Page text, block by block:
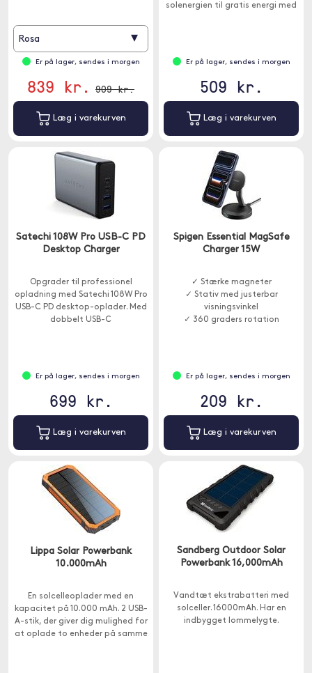
Rosa ▾
Er på lager, sendes i morgen
839 kr. 909 kr.
Læg i varekurven
solenergien til gratis energi med
Er på lager, sendes i morgen
509 kr.
Læg i varekurven
Satechi 108W Pro USB-C PD
Desktop Charger
Opgrader til professionel
opladning med Satechi 108W Pro
USB-C PD desktop-oplader. Med
dobbelt USB-C
strømdeling.
Er på lager, sendes i morgen
699 kr.
Læg i varekurven
Spigen Essential MagSafe
Charger 15W
✓ Stærke magneter
✓ Stativ med justerbar
visningsvinkel
✓ 360 graders rotation
Er på lager, sendes i morgen
209 kr.
Læg i varekurven
Lippa Solar Powerbank
10.000mAh
En solcelleoplader med en
kapacitet på 10.000 mAh. 2 USB-
A-stik, der giver dig mulighed for
at oplade to enheder på samme
Sandberg Outdoor Solar
Powerbank 16,000mAh
Vandtæt ekstrabatteri med
solceller. 16000mAh. Har en
indbygget lommelygte.